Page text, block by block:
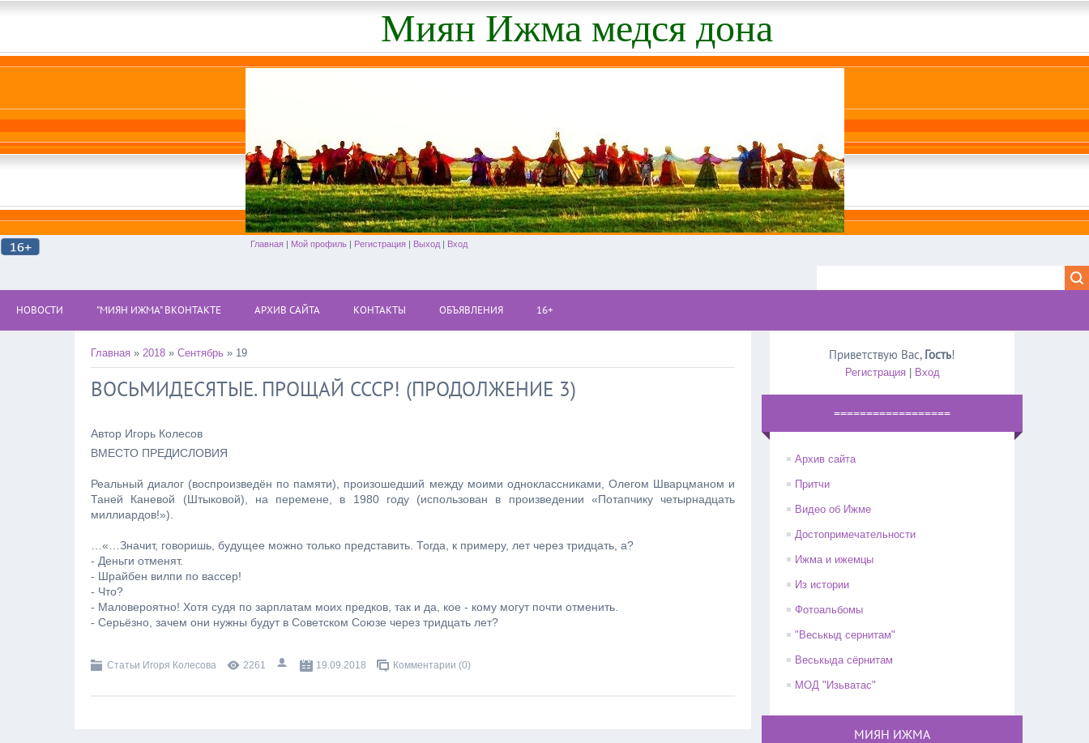
Миян Ижма медся дона
Главная | Мой профиль | Регистрация | Выход | Вход
НОВОСТИ "МИЯН ИЖМА" ВКОНТАКТЕ АРХИВ САЙТА КОНТАКТЫ ОБЪЯВЛЕНИЯ 16+
Главная » 2018 » Сентябрь » 19
ВОСЬМИДЕСЯТЫЕ. ПРОЩАЙ СССР! (ПРОДОЛЖЕНИЕ 3)
Автор Игорь Колесов
ВМЕСТО ПРЕДИСЛОВИЯ
Реальный диалог (воспроизведён по памяти), произошедший между моими одноклассниками, Олегом Шварцманом и
Таней Каневой (Штыковой), на перемене, в 1980 году (использован в произведении «Потапчику четырнадцать
миллиардов!»).
…«…Значит, говоришь, будущее можно только представить. Тогда, к примеру, лет через тридцать, а?
- Деньги отменят.
- Шрайбен вилпи по вассер!
- Что?
- Маловероятно! Хотя судя по зарплатам моих предков, так и да, кое - кому могут почти отменить.
- Серьёзно, зачем они нужны будут в Советском Союзе через тридцать лет?
Статьи Игоря Колесова 2261 19.09.2018 Комментарии (0)
Приветствую Вас, Гость!
Регистрация| Вход
==================
Архив сайта
Притчи
Видео об Ижме
Достопримечательности
Ижма и ижемцы
Из истории
Фотоальбомы
"Веськыд сернитам"
Веськыда сёрнитам
МОД "Изьватас"
МИЯН ИЖМА